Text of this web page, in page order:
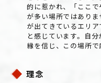
的に惹かれ、「ここ
が多い場所ではあり
が出てきているエリ
と感じています。自
縁を信じ、この場所で
理念